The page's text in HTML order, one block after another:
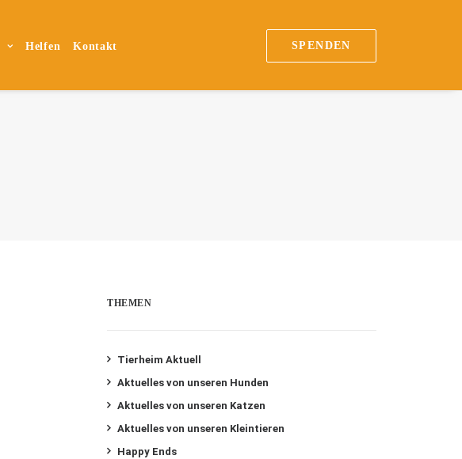
Helfen Kontakt SPENDEN
THEMEN
Tierheim Aktuell
Aktuelles von unseren Hunden
Aktuelles von unseren Katzen
Aktuelles von unseren Kleintieren
Happy Ends